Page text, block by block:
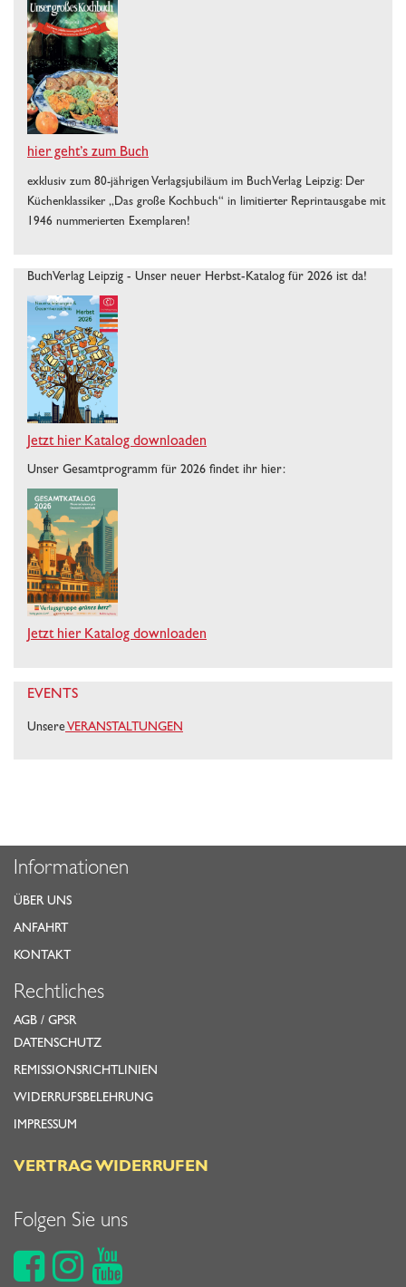
hier geht’s zum Buch
exklusiv zum 80-jährigen Verlagsjubiläum im BuchVerlag Leipzig: Der
Küchenklassiker „Das große Kochbuch“ in limitierter Reprintausgabe mit
1946 nummerierten Exemplaren!
BuchVerlag Leipzig - Unser neuer Herbst-Katalog für 2026 ist da!
Jetzt hier Katalog downloaden
Unser Gesamtprogramm für 2026 findet ihr hier:
Jetzt hier Katalog downloaden
EVENTS
Unsere VERANSTALTUNGEN
Informationen
ÜBER UNS
ANFAHRT
KONTAKT
Rechtliches
AGB / GPSR
DATENSCHUTZ
REMISSIONSRICHTLINIEN
WIDERRUFSBELEHRUNG
IMPRESSUM
VERTRAG WIDERRUFEN
Folgen Sie uns
  